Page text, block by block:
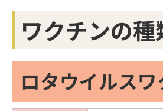
ワクチンの種
ロタウイルス